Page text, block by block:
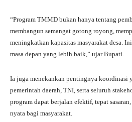
“Program TMMD bukan hanya tentang
membangun semangat gotong royong,
meningkatkan kapasitas masyarakat desa.
masa depan yang lebih baik,” ujar Bupati.
Ia juga menekankan pentingnya koordinasi
pemerintah daerah, TNI, serta seluruh
program dapat berjalan efektif, tepat
nyata bagi masyarakat.